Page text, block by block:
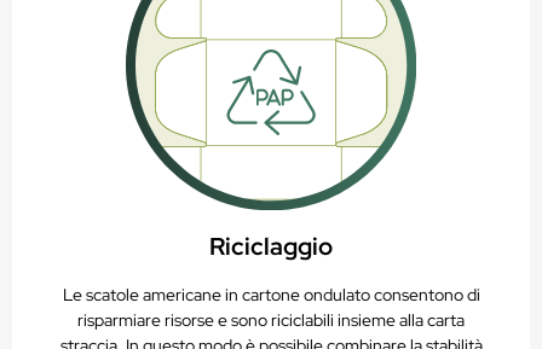
Riciclaggio
Le scatole americane in cartone ondulato consentono di
risparmiare risorse e sono riciclabili insieme alla carta